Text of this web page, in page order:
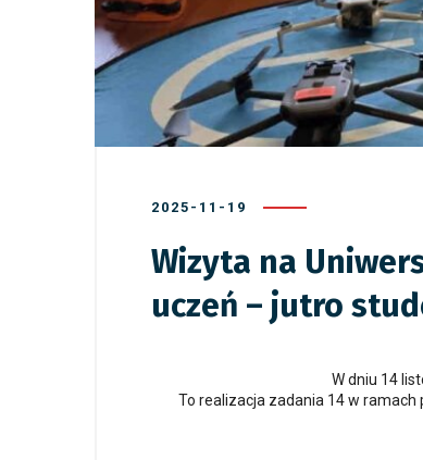
2025-11-19
Wizyta na
uczeń – jutro
W dniu 14
To realizacja zadania 14 w ramach